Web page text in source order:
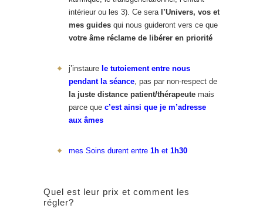
intérieur ou les 3). Ce seral’Univers, vos et
mes guides qui nous guideront vers ce que
votre âme réclame de libérer en priorité
j’instaure le tutoiement entre nous
pendant la séance, pas par non-respect de
la juste distance patient/thérapeute mais
parce que c’est ainsi que je m’adresse
aux âmes
mes Soins durent entre 1h et 1h30
Quel est leur prix et comment les
régler?